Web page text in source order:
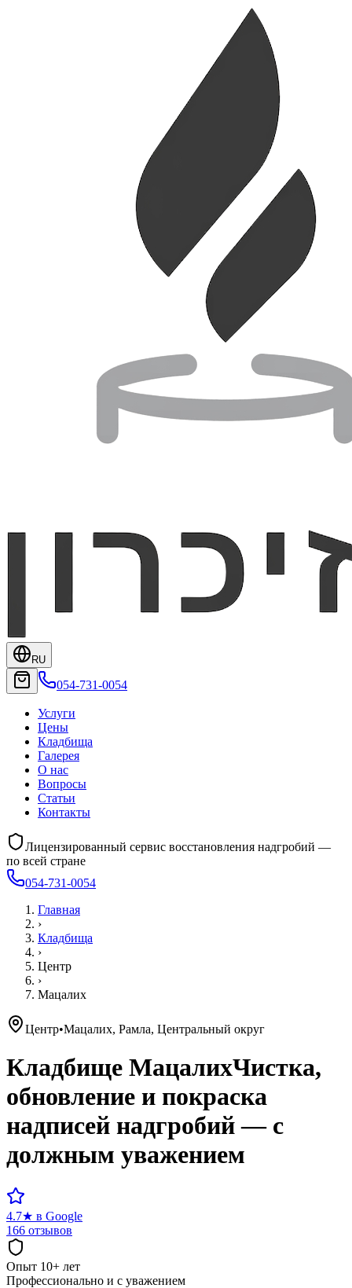
RU
054-731-0054
Услуги
Цены
Кладбища
Галерея
О нас
Вопросы
Статьи
Контакты
Лицензированный сервис восстановления надгробий —
по всей стране
054-731-0054
Главная
›
Кладбища
›
Центр
›
Мацалих
Центр•Мацалих, Рамла, Центральный округ
Кладбище МацалихЧистка,
обновление и покраска
надписей надгробий — с
должным уважением
4.7★ в Google
166 отзывов
Опыт 10+ лет
Профессионально и с уважением